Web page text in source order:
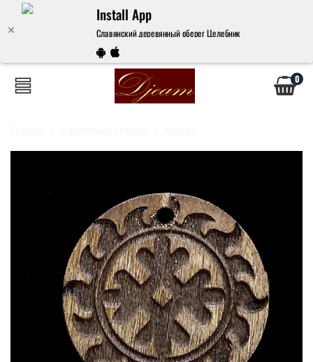
Install App
Славянский деревянный оберег Целебник
0